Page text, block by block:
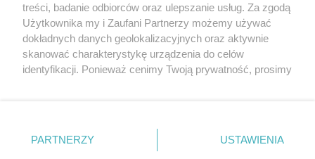
Partnerzy
Praca Szczecin
treści, badanie odbiorców oraz ulepszanie usług. Za zgodą
Użytkownika my i Zaufani Partnerzy możemy używać
dokładnych danych geolokalizacyjnych oraz aktywnie
skanować charakterystykę urządzenia do celów
identyfikacji. Ponieważ cenimy Twoją prywatność, prosimy
prywatności znajdujący się w lewym dolnym rogu strony
. Niektóre rodzaje przetwarzania danych nie wymagają
PARTNERZY USTAWIENIA